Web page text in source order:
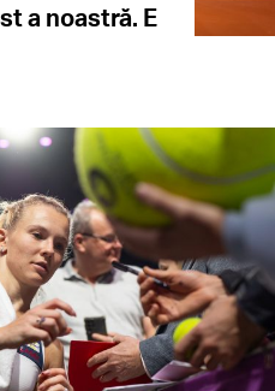
a noastră. E